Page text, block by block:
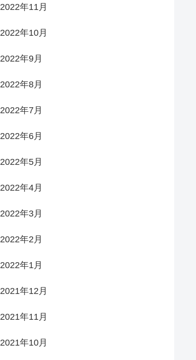
2022年11月
2022年10月
2022年9月
2022年8月
2022年7月
2022年6月
2022年5月
2022年4月
2022年3月
2022年2月
2022年1月
2021年12月
2021年11月
2021年10月